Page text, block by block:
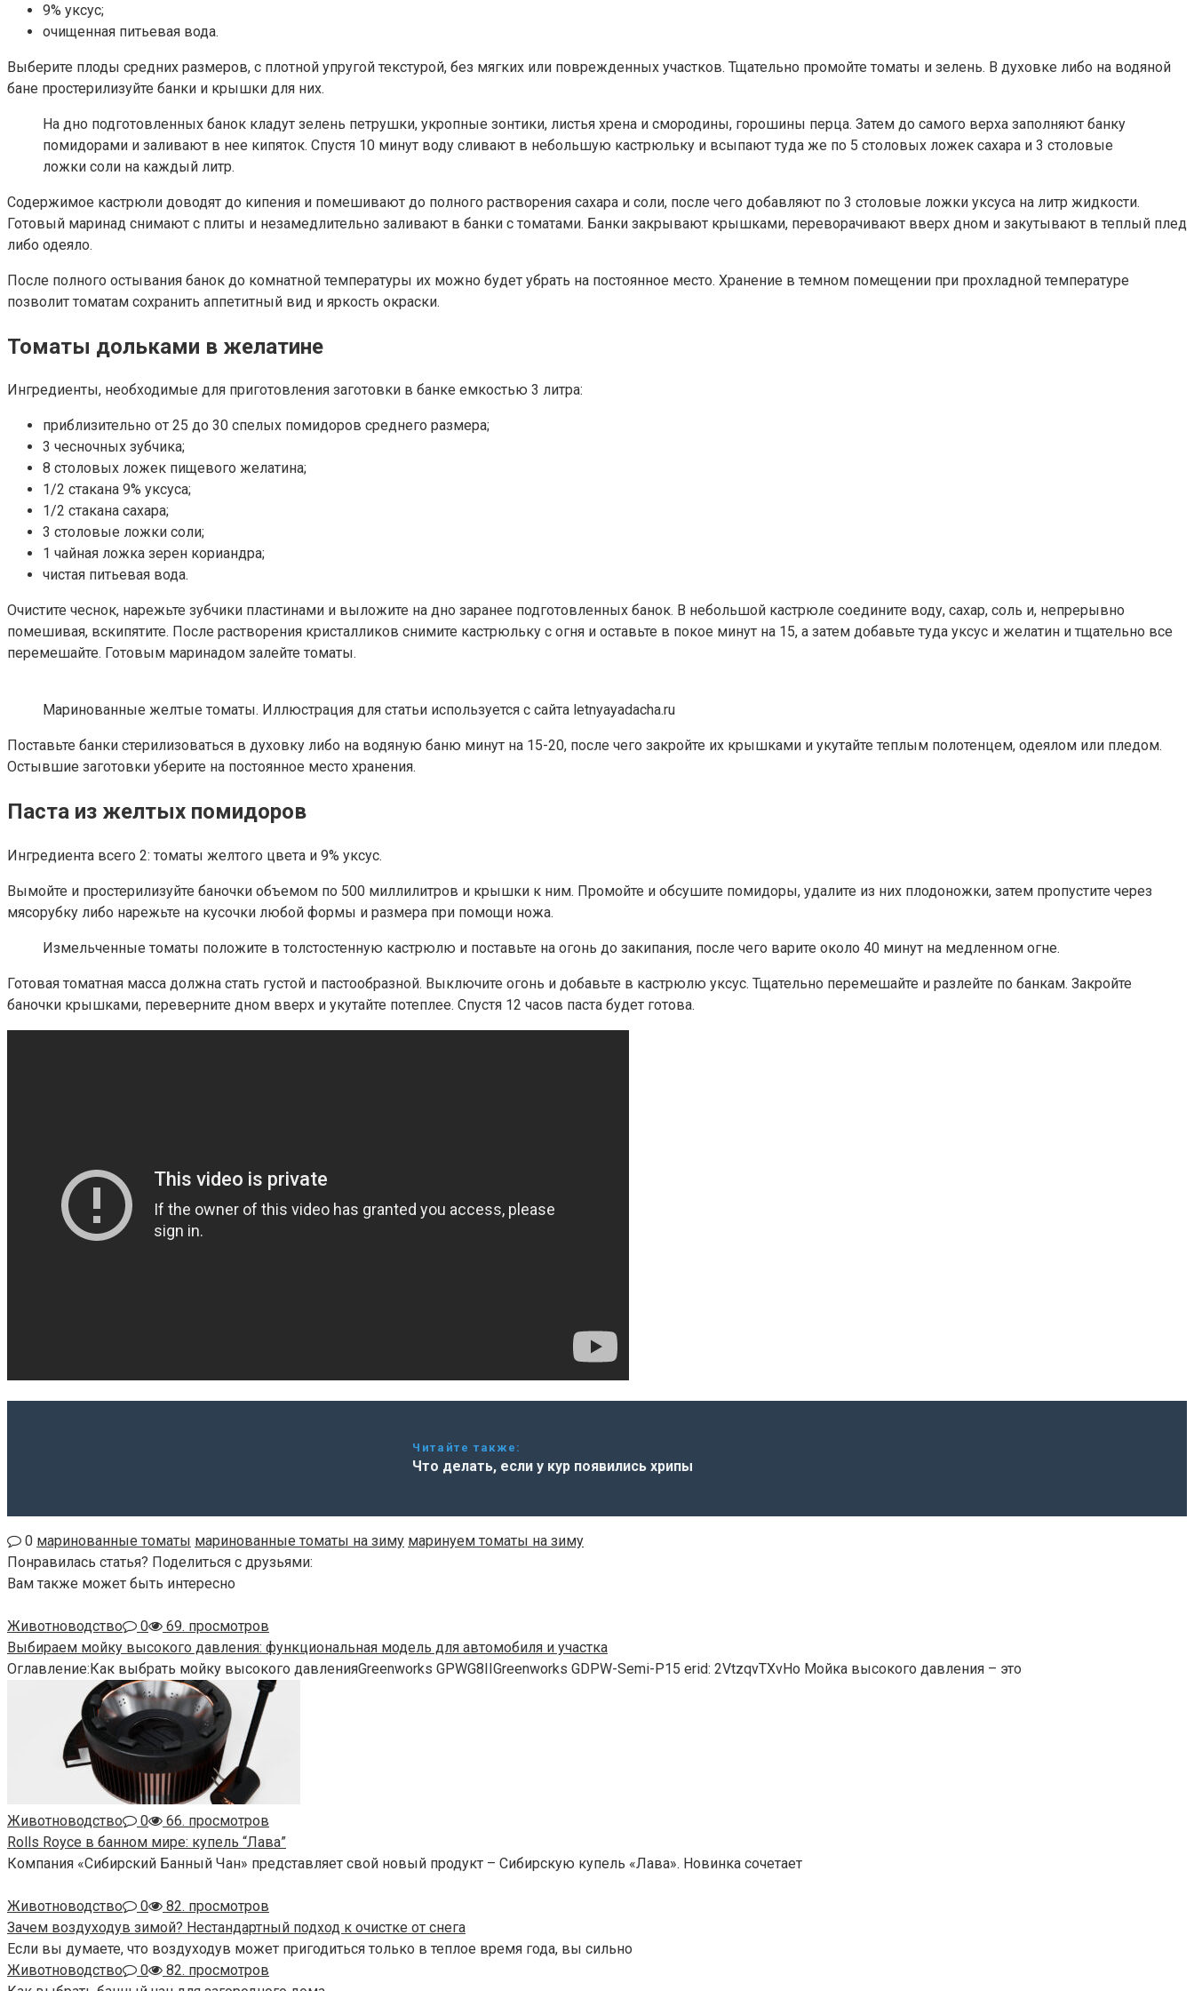
9% уксус;
очищенная питьевая вода.
Выберите плоды средних размеров, с плотной упругой текстурой, без мягких или поврежденных участков. Тщательно промойте томаты и зелень. В духовке либо на водяной
бане простерилизуйте банки и крышки для них.
На дно подготовленных банок кладут зелень петрушки, укропные зонтики, листья хрена и смородины, горошины перца. Затем до самого верха заполняют банку
помидорами и заливают в нее кипяток. Спустя 10 минут воду сливают в небольшую кастрюльку и всыпают туда же по 5 столовых ложек сахара и 3 столовые
ложки соли на каждый литр.
Содержимое кастрюли доводят до кипения и помешивают до полного растворения сахара и соли, после чего добавляют по 3 столовые ложки уксуса на литр жидкости.
Готовый маринад снимают с плиты и незамедлительно заливают в банки с томатами. Банки закрывают крышками, переворачивают вверх дном и закутывают в теплый плед
либо одеяло.
После полного остывания банок до комнатной температуры их можно будет убрать на постоянное место. Хранение в темном помещении при прохладной температуре
позволит томатам сохранить аппетитный вид и яркость окраски.
Томаты дольками в желатине
Ингредиенты, необходимые для приготовления заготовки в банке емкостью 3 литра:
приблизительно от 25 до 30 спелых помидоров среднего размера;
3 чесночных зубчика;
8 столовых ложек пищевого желатина;
1/2 стакана 9% уксуса;
1/2 стакана сахара;
3 столовые ложки соли;
1 чайная ложка зерен кориандра;
чистая питьевая вода.
Очистите чеснок, нарежьте зубчики пластинами и выложите на дно заранее подготовленных банок. В небольшой кастрюле соедините воду, сахар, соль и, непрерывно
помешивая, вскипятите. После растворения кристалликов снимите кастрюльку с огня и оставьте в покое минут на 15, а затем добавьте туда уксус и желатин и тщательно все
перемешайте. Готовым маринадом залейте томаты.
Маринованные желтые томаты. Иллюстрация для статьи используется с сайта letnyayadacha.ru
Поставьте банки стерилизоваться в духовку либо на водяную баню минут на 15-20, после чего закройте их крышками и укутайте теплым полотенцем, одеялом или пледом.
Остывшие заготовки уберите на постоянное место хранения.
Паста из желтых помидоров
Ингредиента всего 2: томаты желтого цвета и 9% уксус.
Вымойте и простерилизуйте баночки объемом по 500 миллилитров и крышки к ним. Промойте и обсушите помидоры, удалите из них плодоножки, затем пропустите через
мясорубку либо нарежьте на кусочки любой формы и размера при помощи ножа.
Измельченные томаты положите в толстостенную кастрюлю и поставьте на огонь до закипания, после чего варите около 40 минут на медленном огне.
Готовая томатная масса должна стать густой и пастообразной. Выключите огонь и добавьте в кастрюлю уксус. Тщательно перемешайте и разлейте по банкам. Закройте
баночки крышками, переверните дном вверх и укутайте потеплее. Спустя 12 часов паста будет готова.
Читайте также:
Что делать, если у кур появились хрипы
0 маринованные томаты маринованные томаты на зиму маринуем томаты на зиму
Понравилась статья? Поделиться с друзьями:
Вам также может быть интересно
Животноводство 0
69. просмотров
Выбираем мойку высокого давления: функциональная модель для автомобиля и участка
Оглавление:Как выбрать мойку высокого давленияGreenworks GPWG8IIGreenworks GDPW-Semi-P15 erid: 2VtzqvTXvHo Мойка высокого давления – это
Животноводство 0
66. просмотров
Rolls Royce в банном мире: купель “Лава”
Компания «Сибирский Банный Чан» представляет свой новый продукт – Сибирскую купель «Лава». Новинка сочетает
Животноводство 0
82. просмотров
Зачем воздуходув зимой? Нестандартный подход к очистке от снега
Если вы думаете, что воздуходув может пригодиться только в теплое время года, вы сильно
Животноводство
0
82. просмотров